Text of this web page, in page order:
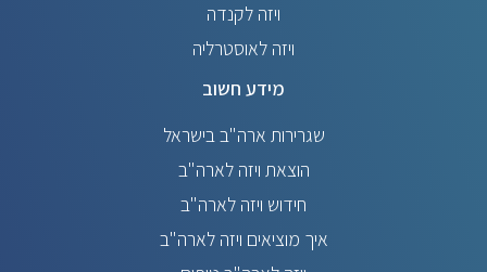
ויזה לקנדה
ויזה לאוסטרליה
מידע חשוב
שגרירות ארה"ב בישראל
הוצאת ויזה לארה"ב
חידוש ויזה לארה"ב
איך מוציאים ויזה לארה"ב